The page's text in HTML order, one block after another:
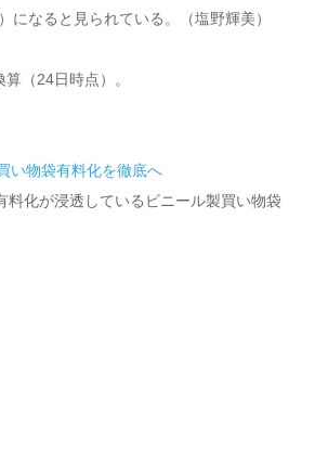
になると見られている。（塩野輝美）
（24日時点）。
料化が浸透しているビニール製買い物袋